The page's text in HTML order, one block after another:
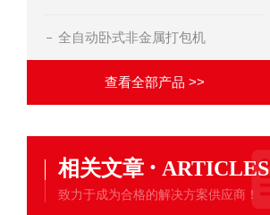
全自动卧式非金属打包机
查看全部产品 >>
相关文章 · ARTICLES
致力于成为合格的解决方案供应商！